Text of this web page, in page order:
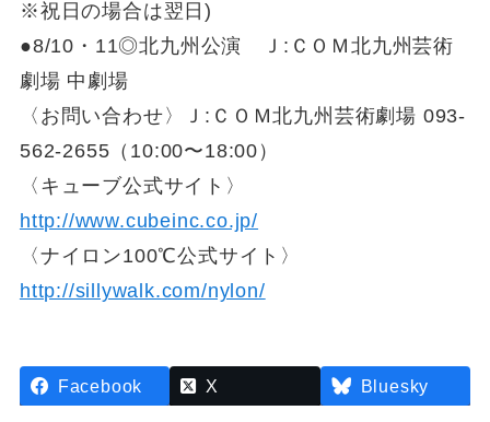
※祝日の場合は翌日)
●8/10・11◎北九州公演 Ｊ:ＣＯＭ北九州芸術
劇場 中劇場
〈お問い合わせ〉Ｊ:ＣＯＭ北九州芸術劇場 093-
562-2655（10:00〜18:00）
〈キューブ公式サイト〉
http://www.cubeinc.co.jp/
〈ナイロン100℃公式サイト〉
http://sillywalk.com/nylon/
Facebook X Bluesky